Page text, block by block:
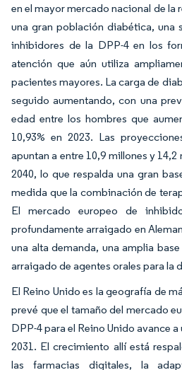
en el mayor mercado nacional de la
una gran población diabética, una
inhibidores de la DPP-4 en los
atención que aún utiliza
pacientes mayores. La carga de
seguido aumentando, con una
edad entre los hombres que
10,93% en 2023. Las
apuntan a entre 10,9 millones y
2040, lo que respalda una gran
medida que la combinación de
El mercado europeo de
profundamente arraigado en
una alta demanda, una amplia
arraigado de agentes orales para la
El Reino Unido es la geografía de
prevé que el tamaño del mercado
DPP-4 para el Reino Unido avance
2031. El crecimiento allí está
las farmacias digitales, la